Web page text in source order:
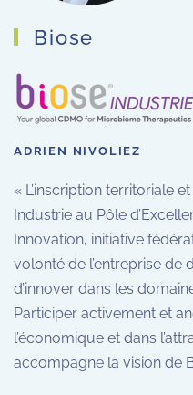
Biose
ADRIEN NIVOLIEZ
« L’inscription territoriale
Industrie au Pôle
Innovation, initiative
volonté de l’entreprise
d’innover dans les
Participer activement et
l’économique et dans
accompagne la vision de